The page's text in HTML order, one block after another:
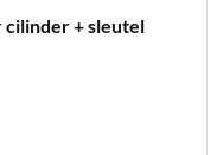
cilinder + sleutel